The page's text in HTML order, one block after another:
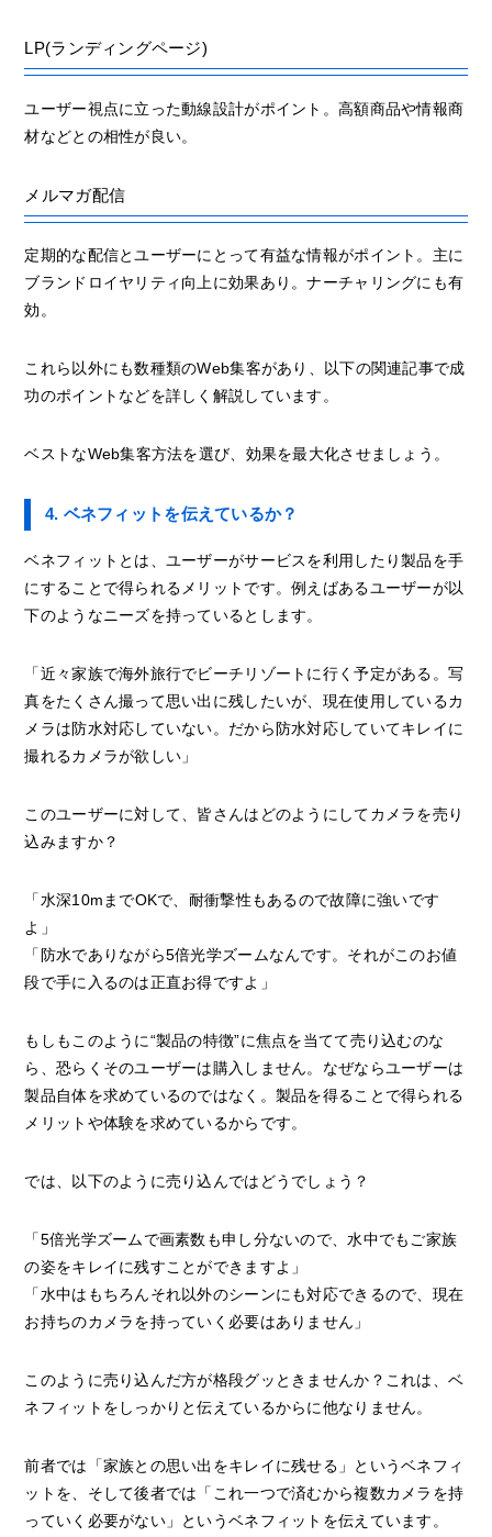
LP(ランディングページ)
ユーザー視点に立った動線設計がポイント。高額商品や情報商
材などとの相性が良い。
メルマガ配信
定期的な配信とユーザーにとって有益な情報がポイント。主に
ブランドロイヤリティ向上に効果あり。ナーチャリングにも有
効。
これら以外にも数種類のWeb集客があり、以下の関連記事で成
功のポイントなどを詳しく解説しています。
ベストなWeb集客方法を選び、効果を最大化させましょう。
4. ベネフィットを伝えているか？
ベネフィットとは、ユーザーがサービスを利用したり製品を手
にすることで得られるメリットです。例えばあるユーザーが以
下のようなニーズを持っているとします。
「近々家族で海外旅行でビーチリゾートに行く予定がある。写
真をたくさん撮って思い出に残したいが、現在使用しているカ
メラは防水対応していない。だから防水対応していてキレイに
撮れるカメラが欲しい」
このユーザーに対して、皆さんはどのようにしてカメラを売り
込みますか？
「水深10mまでOKで、耐衝撃性もあるので故障に強いです
よ」
「防水でありながら5倍光学ズームなんです。それがこのお値
段で手に入るのは正直お得ですよ」
もしもこのように“製品の特徴”に焦点を当てて売り込むのな
ら、恐らくそのユーザーは購入しません。なぜならユーザーは
製品自体を求めているのではなく。製品を得ることで得られる
メリットや体験を求めているからです。
では、以下のように売り込んではどうでしょう？
「5倍光学ズームで画素数も申し分ないので、水中でもご家族
の姿をキレイに残すことができますよ」
「水中はもちろんそれ以外のシーンにも対応できるので、現在
お持ちのカメラを持っていく必要はありません」
このように売り込んだ方が格段グッときませんか？これは、ベ
ネフィットをしっかりと伝えているからに他なりません。
前者では「家族との思い出をキレイに残せる」というベネフィ
ットを、そして後者では「これ一つで済むから複数カメラを持
っていく必要がない」というベネフィットを伝えています。